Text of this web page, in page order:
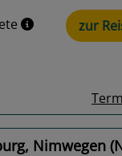
zur
Nimwegen